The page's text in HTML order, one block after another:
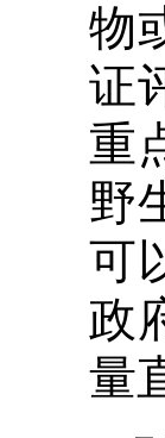
物
证
重
野
可
政
量